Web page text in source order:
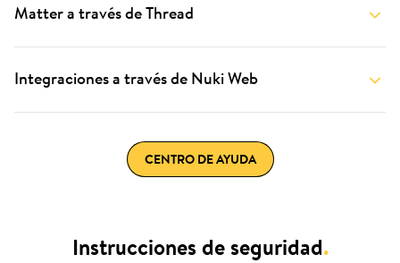
Matter a través de Thread
Integraciones a través de Nuki Web
CENTRO DE AYUDA
Instrucciones de seguridad.